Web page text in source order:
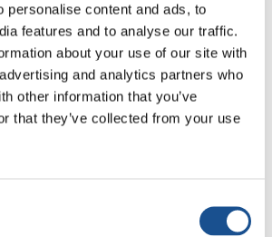
personalise content and ads, to
features and to analyse our traffic.
about your use of our site with
and analytics partners who
other information that you’ve
that they’ve collected from your use
l’eau potable, car,
malheureusement, n’en
dispose encore pas une
de la Vénétie, touchant 21
les provinces de Vicence,
(Italie du Nord).